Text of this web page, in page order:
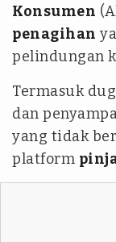
Konsumen
penagihan
pelindungan
Termasuk
dan
yang tidak
platform